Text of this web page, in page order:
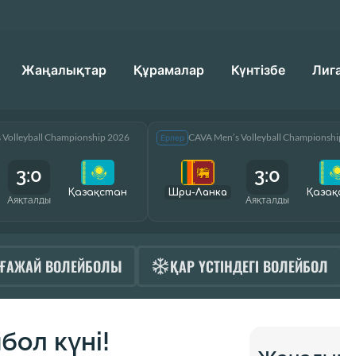
Жаңалықтар Құрамалар Күнтізбе
Volleyball Championship 2026
3:0
Аяқталды
Қазақcтан
Ерлер CAVA Men’s Volleyball
Шри-Ланка
3:0
Аяқталды
ВОЛЕЙБОЛЫ ҚАР ҮСТІНДЕГІ ВОЛЕЙБОЛ
күні!